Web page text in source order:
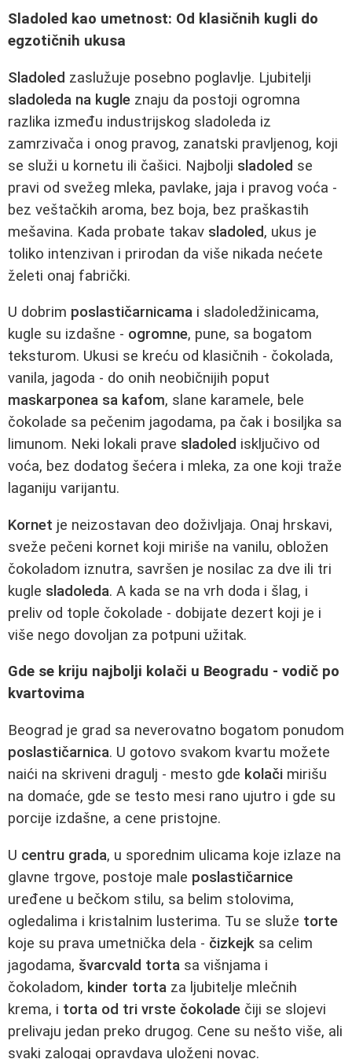
Sladoled kao umetnost: Od klasičnih kugli do
egzotičnih ukusa
Sladoled zaslužuje posebno poglavlje. Ljubitelji
sladoleda na kugle znaju da postoji ogromna
razlika između industrijskog sladoleda iz
zamrzivača i onog pravog, zanatski pravljenog, koji
se služi u kornetu ili čašici. Najbolji sladoled se
pravi od svežeg mleka, pavlake, jaja i pravog voća -
bez veštačkih aroma, bez boja, bez praškastih
mešavina. Kada probate takav sladoled, ukus je
toliko intenzivan i prirodan da više nikada nećete
želeti onaj fabrički.
U dobrim poslastičarnicama i sladoledžinicama,
kugle su izdašne - ogromne, pune, sa bogatom
teksturom. Ukusi se kreću od klasičnih - čokolada,
vanila, jagoda - do onih neobičnijih poput
maskarponea sa kafom, slane karamele, bele
čokolade sa pečenim jagodama, pa čak i bosiljka sa
limunom. Neki lokali prave sladoled isključivo od
voća, bez dodatog šećera i mleka, za one koji traže
laganiju varijantu.
Kornet je neizostavan deo doživljaja. Onaj hrskavi,
sveže pečeni kornet koji miriše na vanilu, obložen
čokoladom iznutra, savršen je nosilac za dve ili tri
kugle sladoleda. A kada se na vrh doda i šlag, i
preliv od tople čokolade - dobijate dezert koji je i
više nego dovoljan za potpuni užitak.
Gde se kriju najbolji kolači u Beogradu - vodič po
kvartovima
Beograd je grad sa neverovatno bogatom ponudom
poslastičarnica. U gotovo svakom kvartu možete
naići na skriveni dragulj - mesto gde kolači mirišu
na domaće, gde se testo mesi rano ujutro i gde su
porcije izdašne, a cene pristojne.
U centru grada, u sporednim ulicama koje izlaze na
glavne trgove, postoje male poslastičarnice
uređene u bečkom stilu, sa belim stolovima,
ogledalima i kristalnim lusterima. Tu se služe torte
koje su prava umetnička dela - čizkejk sa celim
jagodama, švarcvald torta sa višnjama i
čokoladom, kinder torta za ljubitelje mlečnih
krema, i torta od tri vrste čokolade čiji se slojevi
prelivaju jedan preko drugog. Cene su nešto više, ali
svaki zalogaj opravdava uloženi novac.